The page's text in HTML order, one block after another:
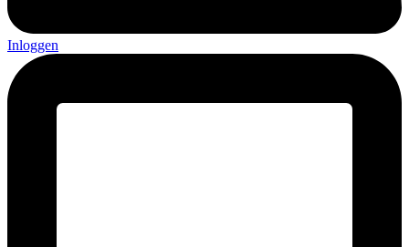
Inloggen